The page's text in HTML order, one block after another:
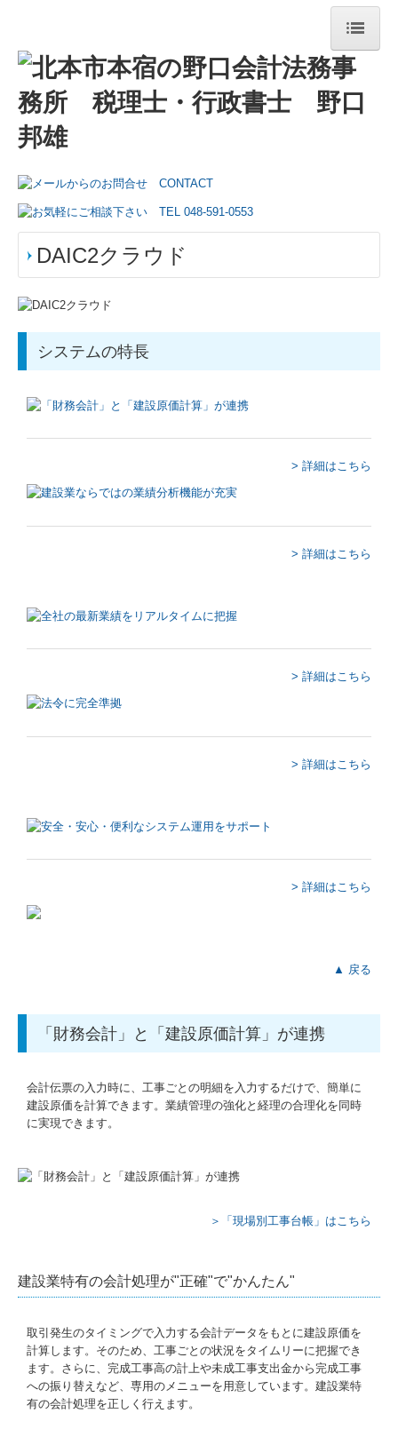
トップページ
事務所紹介
経営理念
交通案内
リンク集
円満な相続・事業承継を支援
TKCシステムのご紹介
中小企業倒産防止共済制度
国の共済制度活用コーナー
DAIC2クラウド
システムの特長
> 詳細はこちら
> 詳細はこちら
> 詳細はこちら
> 詳細はこちら
> 詳細はこちら
▲ 戻る
「財務会計」と「建設原価計算」が連携
会計伝票の入力時に、工事ごとの明細を入力するだけで、簡単に
建設原価を計算できます。業績管理の強化と経理の合理化を同時
に実現できます。
＞「現場別工事台帳」はこちら
建設業特有の会計処理が"正確"で"かんたん"
取引発生のタイミングで入力する会計データをもとに建設原価を
計算します。そのため、工事ごとの状況をタイムリーに把握でき
ます。さらに、完成工事高の計上や未成工事支出金から完成工事
への振り替えなど、専用のメニューを用意しています。建設業特
有の会計処理を正しく行えます。